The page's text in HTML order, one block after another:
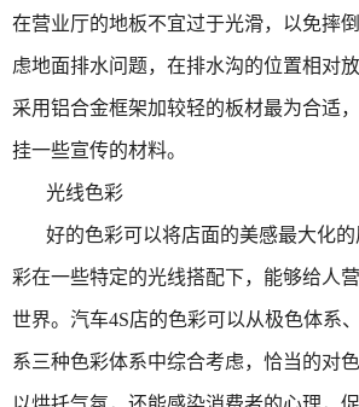
在营业厅的地板不宜过于光滑，以免摔
虑地面排水问题，在排水沟的位置相对
采用铝合金框架加较轻的板材最为合适
挂一些宣传的材料。
光线色彩
好的色彩可以将店面的美感最大化
彩在一些特定的光线搭配下，能够给人
世界。汽车4S店的色彩可以从极色体系
系三种色彩体系中综合考虑，恰当的对